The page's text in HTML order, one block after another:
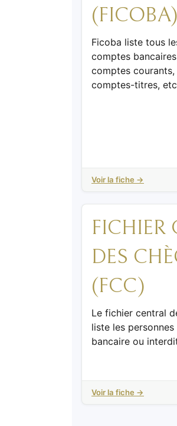
(FICOBA)
Ficoba liste tous
comptes
comptes courants,
comptes-titres,
Voir la fiche →
FICHIER
DES
(FCC)
Le fichier central
liste les
bancaire ou
Voir la fiche →